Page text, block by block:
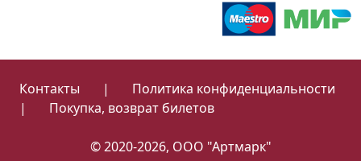
Контакты |
Политика конфиденциальности
|
Покупка, возврат билетов
© 2020-2026, ООО "Артмарк"